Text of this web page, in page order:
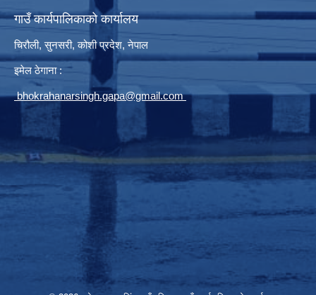
गाउँ कार्यपालिकाको कार्यालय
चिरौली, सुनसरी, कोशी प्रदेश, नेपाल
इमेल ठेगाना :
bhokrahanarsingh.gapa@gmail.com